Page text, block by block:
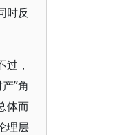
时反
，
”角
体而
理层